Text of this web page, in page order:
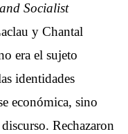
Socialist
y Chantal
era el sujeto
identidades
económica, sino
Rechazaron